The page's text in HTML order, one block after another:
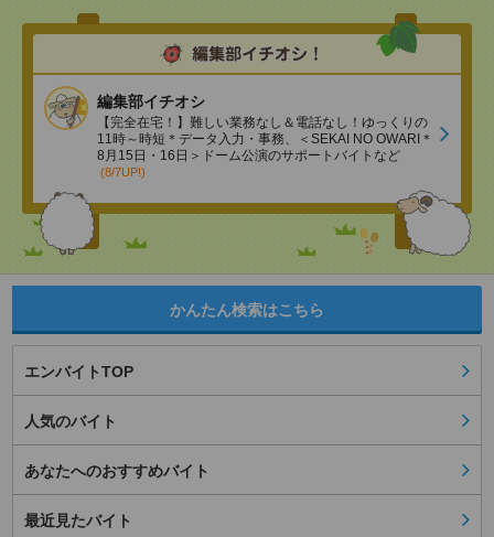
編集部イチオシ
【完全在宅！】難しい業務なし＆電話なし！ゆっくりの
11時～時短＊データ入力・事務、＜SEKAI NO OWARI＊
8月15日・16日＞ドーム公演のサポートバイトなど
(8/7UP!)
かんたん検索はこちら
エンバイトTOP
人気のバイト
あなたへのおすすめバイト
最近見たバイト